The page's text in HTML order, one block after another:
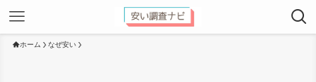
ホーム なぜ安い